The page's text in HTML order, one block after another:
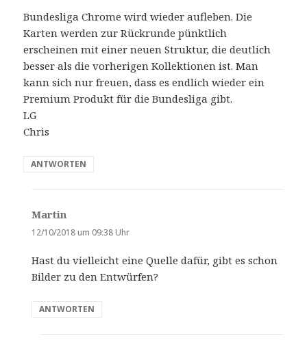
t
:
Bundesliga Chrome wird wieder aufleben. Die
Karten werden zur Rückrunde pünktlich
erscheinen mit einer neuen Struktur, die deutlich
besser als die vorherigen Kollektionen ist. Man
kann sich nur freuen, dass es endlich wieder ein
Premium Produkt für die Bundesliga gibt.
LG
Chris
ANTWORTEN
Martin
a
t
:
12/10/2018 um 09:38 Uhr
Hast du vielleicht eine Quelle dafür, gibt es schon
Bilder zu den Entwürfen?
ANTWORTEN